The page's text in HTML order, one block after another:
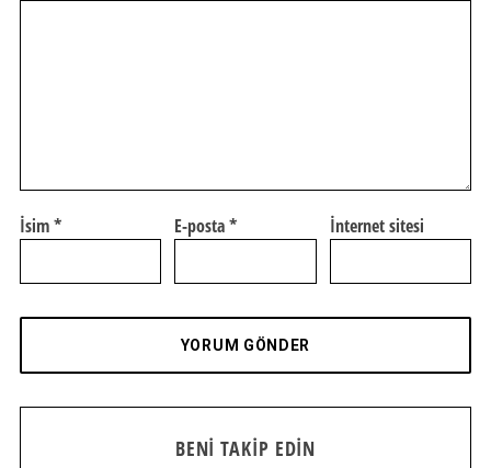
İsim* E-posta* İnternet sitesi
BENI TAKIP EDIN